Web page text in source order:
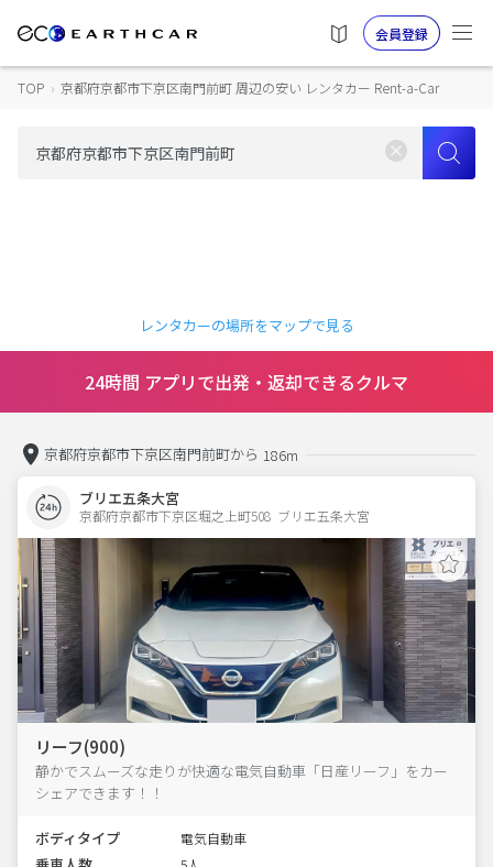
会員登録
TOP › 京都府京都市下京区南門前町 周辺の安い レンタカー Rent-a-Car
レンタカーの場所をマップで見る
24時間 アプリで出発・返却できるクルマ
京都府京都市下京区南門前町から 186m
ブリエ五条大宮
京都府京都市下京区堀之上町508  ブリエ五条大宮
リーフ(900)
静かでスムーズな走りが快適な電気自動車「日産リーフ」をカー
シェアできます！！
ボディタイプ 電気自動車